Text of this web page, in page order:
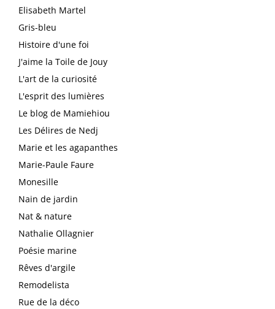
Elisabeth Martel
Gris-bleu
Histoire d'une foi
J'aime la Toile de Jouy
L'art de la curiosité
L'esprit des lumières
Le blog de Mamiehiou
Les Délires de Nedj
Marie et les agapanthes
Marie-Paule Faure
Monesille
Nain de jardin
Nat & nature
Nathalie Ollagnier
Poésie marine
Rêves d'argile
Remodelista
Rue de la déco